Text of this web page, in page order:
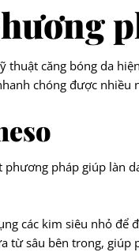
thuật căng bóng da
chóng được nhiều
pháp giúp làn
các kim siêu nhỏ để
từ sâu bên trong, giúp